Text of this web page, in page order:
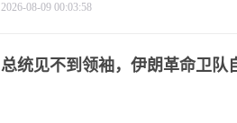
2026-08-09 00:03:58
总统见不到领袖，伊朗革命卫队